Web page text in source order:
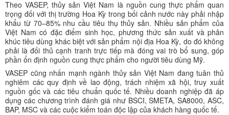
Theo VASEP, thủy sản Việt Nam là nguồn cung thực phẩm quan
trọng đối với thị trường Hoa Kỳ trong bối cảnh nước này phải nhập
khẩu từ 70–85% nhu cầu tiêu thụ thủy sản. Nhiều sản phẩm của
Việt Nam có đặc điểm sinh học, phương thức sản xuất và phân
khúc tiêu dùng khác biệt với sản phẩm nội địa Hoa Kỳ, do đó không
phải là đối thủ cạnh tranh trực tiếp mà đóng vai trò bổ sung, góp
phần ổn định nguồn cung thực phẩm cho người tiêu dùng Mỹ.
VASEP cũng nhấn mạnh ngành thủy sản Việt Nam đang tuân thủ
nghiêm các quy định về lao động, trách nhiệm xã hội, truy xuất
nguồn gốc và các tiêu chuẩn quốc tế. Nhiều doanh nghiệp đã áp
dụng các chương trình đánh giá như BSCI, SMETA, SA8000, ASC,
BAP, MSC và các cuộc kiểm toán độc lập của khách hàng quốc tế.